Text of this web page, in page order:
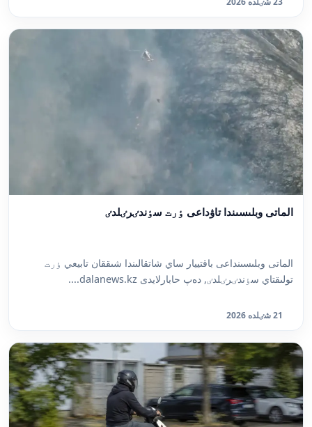
الماتى وبلىسىندا تاۋداعى ٶرت سٶندٸرٸلدٸ
الماتى وبلىسىنداعى باقتييار ساي شاتقالىندا شىققان تابيعي ٶرت
تولىقتاي سٶندٸرٸلدٸ, دەپ حابارلايدى dalanews.kz....
21 شٸلدە 2026